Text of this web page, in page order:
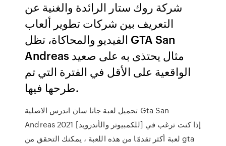
شركة روك ستار الرائدة والغنية عن
التعريف بين شركات تطوير ألعاب
الفيديو والمحاكاة، تظل GTA San
Andreas مثال يحتذى به على صعيد
الواقعية على الأقل في الفترة التي تم
طرحها فيها.
تحميل لعبة جاتا سان اندرس الاصلية Gta San
Andreas 2021 [للكمبيوتر والأندرويد] إذا كنت ترغب في
لعبة أكثر تقدمًا من هذه اللعبة ، يمكنك التحقق من gta